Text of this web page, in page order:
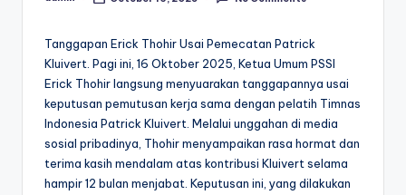
Tanggapan Erick Thohir Usai Pemecatan Patrick
Kluivert. Pagi ini, 16 Oktober 2025, Ketua Umum PSSI
Erick Thohir langsung menyuarakan tanggapannya usai
keputusan pemutusan kerja sama dengan pelatih Timnas
Indonesia Patrick Kluivert. Melalui unggahan di media
sosial pribadinya, Thohir menyampaikan rasa hormat dan
terima kasih mendalam atas kontribusi Kluivert selama
hampir 12 bulan menjabat. Keputusan ini, yang dilakukan